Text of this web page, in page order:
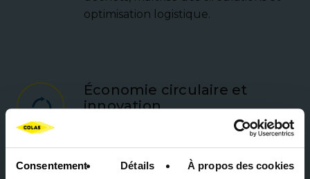
Consentement Détails À propos des cookies
optimisation logistique.
Économie circulaire et
innovation
Nous réinventons la construction en
intégrant des matériaux recyclés et
issus du réemploi. Colas s’engage aux